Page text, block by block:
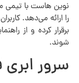
را ارائه می‌دهد.
برقرار کرده و از
شوند.
سرور ابری